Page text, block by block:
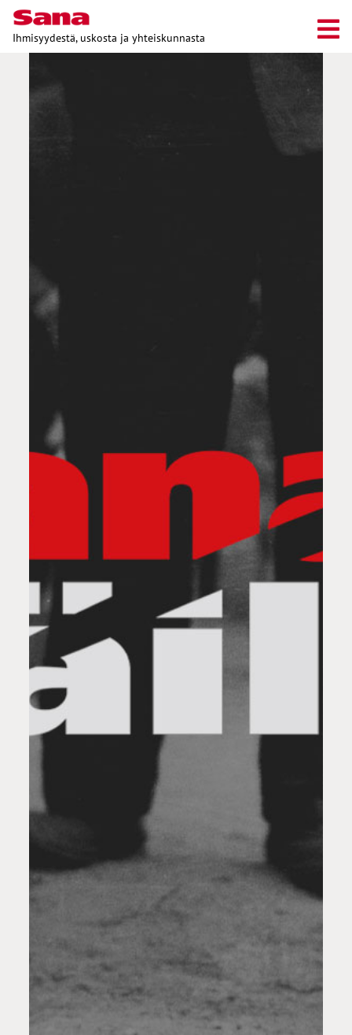
Ihmisyydestä, uskosta ja yhteiskunnasta